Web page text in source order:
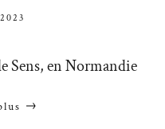
Sens, en Normandie